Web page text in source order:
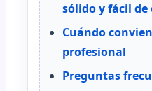
sólido y fácil
Cuándo
profesional
Preguntas